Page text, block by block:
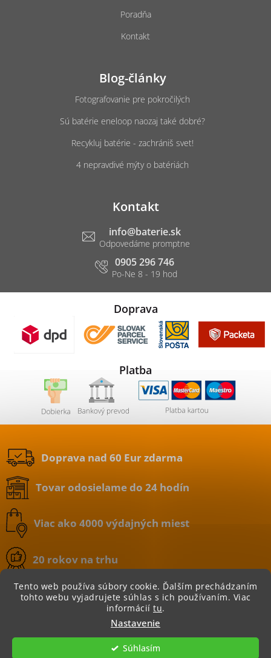
Tento web používa súbory cookie. Ďalším prechádzaním
tohto webu vyjadrujete súhlas s ich používaním. Viac
informácií tu.
Nastavenie
Súhlasím
Poradňa
Kontakt
Blog-články
Fotografovanie pre pokročilých
Sú batérie eneloop naozaj také dobré?
Recykluj batérie - zachrániš svet!
4 nepravdivé mýty o batériách
Kontakt
info@baterie.sk
0905 296 746
Doprava
Platba
Doprava nad 60 Eur zdarma
Tovar odosielame do 24 hodín
Viac ako 4000 výdajných miest
20 rokov na trhu
Vytvoril Shoptet |Nakódoval eshopGuru
BATERIE.sk | internetový obchod
Všetky práva vyhradené.